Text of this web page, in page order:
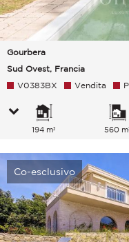
Gourbera
Sud Ovest, Francia
V0383BX Vendita
194 m² 560
Co-esclusivo